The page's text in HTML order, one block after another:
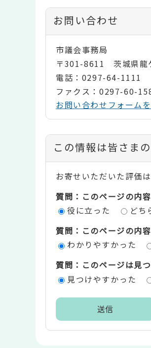
お問い合わせ
市議会事務局
〒301-8611 茨城県龍
電話：0297-64-1111
ファクス：0297-60-
お問い合わせフォーム
コ
ン
テ
ン
評
エ
この情報は皆さま
お寄せいただいた評価
質問：このページの内
役に立った
どち
質問：このページの内
わかりやすかった
質問：このページは見
見つけやすかった